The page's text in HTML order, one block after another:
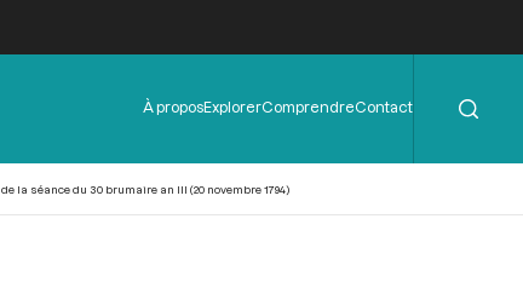
Menu
de
À proposExplorerComprendreContact
la séance du 30 brumaire an III (20 novembre 1794)